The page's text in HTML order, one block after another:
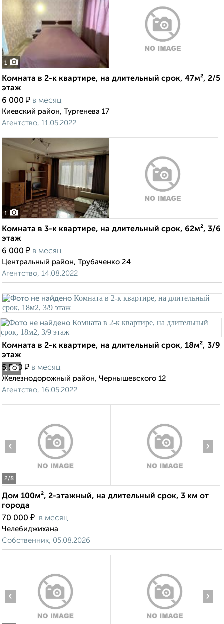
1
Комната в 2-к квартире, на длительный срок, 47м², 2/5
этаж
6 000 ₽ в месяц
Киевский район, Тургенева 17
Агентство, 11.05.2022
1
Комната в 3-к квартире, на длительный срок, 62м², 3/6
этаж
6 000 ₽ в месяц
Центральный район, Трубаченко 24
Агентство, 14.08.2022
2
Комната в 2-к квартире, на длительный срок, 18м², 3/9
этаж
5 500 ₽ в месяц
Железнодорожный район, Чернышевского 12
Агентство, 16.05.2022
2/8
‹ ›
Дом 100м², 2-этажный, на длительный срок, 3 км от
города
70 000 ₽ в месяц
Челебиджихана
Собственник, 05.08.2026
‹ ›